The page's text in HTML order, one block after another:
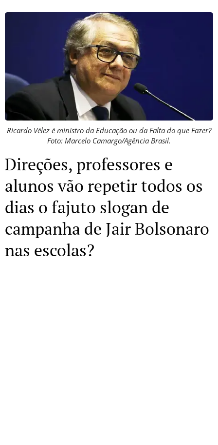
Ricardo Vélez é ministro da Educação ou da Falta do que Fazer?
Foto: Marcelo Camargo/Agência Brasil.
Direções, professores e
alunos vão repetir todos os
dias o fajuto slogan de
campanha de Jair Bolsonaro
nas escolas?